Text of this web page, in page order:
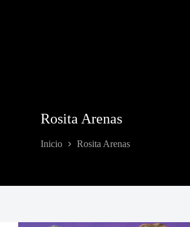
Rosita Arenas
Inicio Rosita Arenas